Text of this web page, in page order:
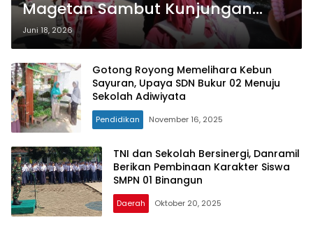
Magetan Sambut Kunjungan
Edukasi SD Muhammadiyah
Juni 18, 2026
Gotong Royong Memelihara Kebun
Sayuran, Upaya SDN Bukur 02 Menuju
Sekolah Adiwiyata
Pendidikan November 16, 2025
TNI dan Sekolah Bersinergi, Danramil
Berikan Pembinaan Karakter Siswa
SMPN 01 Binangun
Daerah Oktober 20, 2025